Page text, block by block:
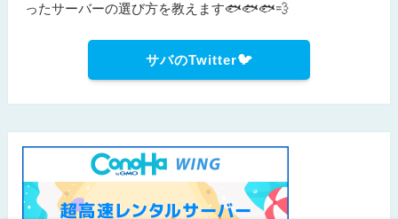
ったサーバーの選び方を教えます🐟🐟🐟💨
サバのTwitter🐦